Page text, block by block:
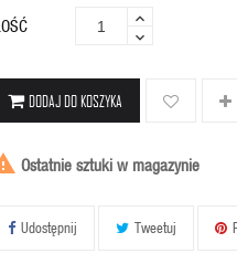
DODAJ DO KOSZYKA
Ostatnie sztuki w magazynie
Udostępnij Tweetuj